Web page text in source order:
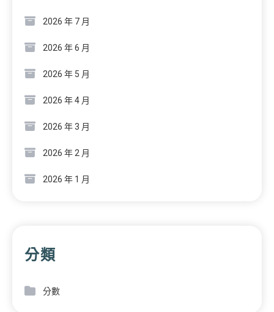
2026 年 7 月
2026 年 6 月
2026 年 5 月
2026 年 4 月
2026 年 3 月
2026 年 2 月
2026 年 1 月
分類
分數